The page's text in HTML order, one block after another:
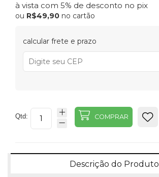
à vista com 5% de desconto no pix
ou R$49,90 no cartão
calcular frete e prazo
Qtd: COMPRAR
Descrição do Produto